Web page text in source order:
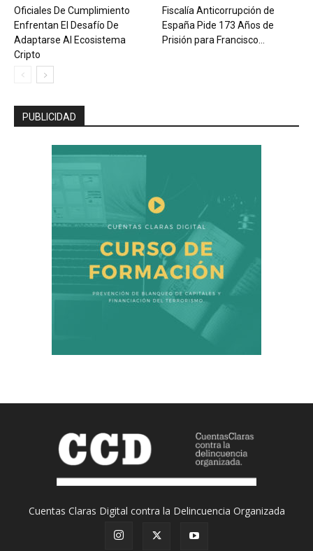
Oficiales De Cumplimiento
Enfrentan El Desafío De
Adaptarse Al Ecosistema
Cripto
Fiscalía Anticorrupción de
España Pide 173 Años de
Prisión para Francisco...
PUBLICIDAD
Cuentas Claras Digital contra la Delincuencia Organizada